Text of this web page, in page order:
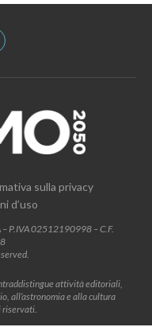
sulla privacy
d’uso
P.IVA 02512190998 – C.F.
attività editoriali,
all’astronomia e alla cultura
riservati.